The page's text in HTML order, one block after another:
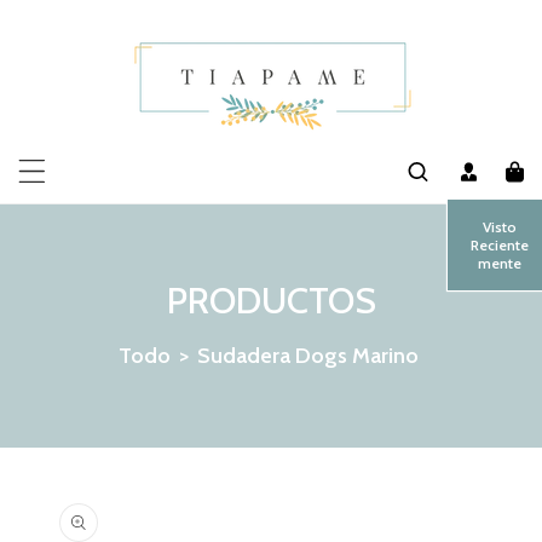
PRODUCTOS
Todo > Sudadera Dogs Marino
Visto
Reciente
mente